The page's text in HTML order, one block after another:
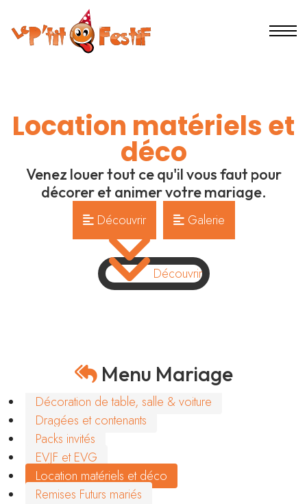
Location matériels et
déco
Venez louer tout ce qu'il vous faut pour
décorer et animer votre mariage.
Découvrir Galerie
Découvrir
Menu Mariage
Décoration de table, salle & voiture
Dragées et contenants
Packs invités
EVJF et EVG
Location matériels et déco
Remises Futurs mariés